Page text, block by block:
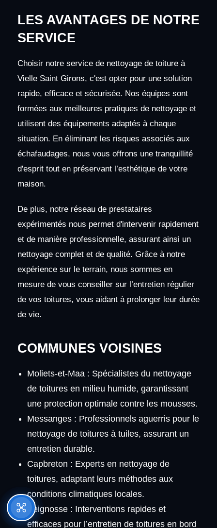
LES AVANTAGES DE NOTRE
SERVICE
Choisir notre service de nettoyage de toiture à
Vielle Saint Girons, c'est opter pour une solution
rapide, efficace et sécurisée. Nos équipes sont
formées aux meilleures pratiques de nettoyage et
utilisent des équipements adaptés à chaque
situation. En éliminant les risques associés aux
échafaudages, nous vous offrons une tranquillité
d'esprit tout en préservant l’esthétique de votre
maison.
De plus, notre réseau de prestataires
expérimentés nous permet d'intervenir rapidement
et de manière professionnelle, assurant ainsi un
nettoyage complet et de qualité. Grâce à notre
expérience sur le terrain, nous sommes en
mesure de vous conseiller sur l’entretien régulier
de vos toitures, vous aidant à prolonger leur durée
de vie.
COMMUNES VOISINES
Moliets-et-Maa : Spécialistes du nettoyage
de toitures en milieu humide, garantissant
une protection optimale contre les mousses.
Messanges : Professionnels aguerris pour le
nettoyage de toitures à tuiles, assurant un
entretien durable.
Capbreton : Experts en nettoyage de
toitures, adaptant leurs méthodes aux
conditions climatiques locales.
Seignosse : Interventions rapides et
efficaces pour l’entretien de toitures en bord